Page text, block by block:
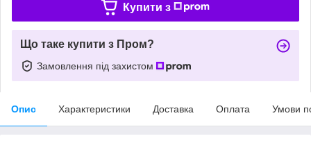
Купити з
Що таке купити з Пром?
Замовлення під захистом
Опис Характеристики Доставка Оплата Умови